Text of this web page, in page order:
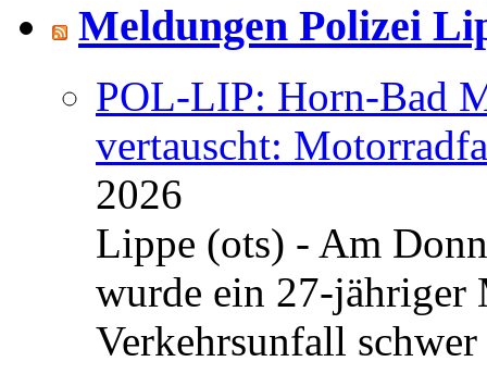
Meldungen Polizei
POL-LIP: Horn-Bad
vertauscht:
2026
Lippe (ots) - Am
wurde ein 27-jähriger
Verkehrsunfall